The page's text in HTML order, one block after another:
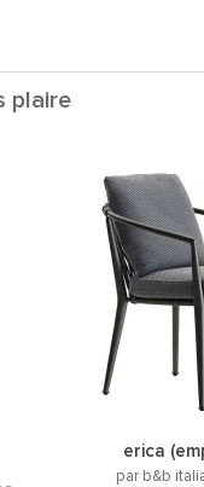
plaire
erica
par b&b